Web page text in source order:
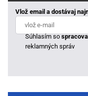
Vlož email a dostávaj
Súhlasím so
reklamných správ